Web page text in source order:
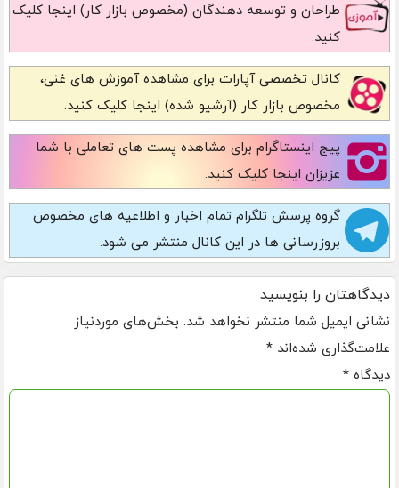
طراحان و توسعه دهندگان (مخصوص بازار کار) اینجا کلیک
کنید.
کانال تخصصی آپارات برای مشاهده آموزش های غنی،
مخصوص بازار کار (آرشیو شده) اینجا کلیک کنید.
پیج اینستاگرام برای مشاهده پست های تعاملی با شما
عزیزان اینجا کلیک کنید.
گروه پرسش تلگرام تمام اخبار و اطلاعیه های مخصوص
بروزرسانی ها در این کانال منتشر می شود.
دیدگاهتان را بنویسید
نشانی ایمیل شما منتشر نخواهد شد. بخش‌های موردنیاز
علامت‌گذاری شده‌اند *
دیدگاه *